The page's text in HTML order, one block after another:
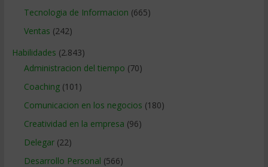
Tecnologia de Informacion (665)
Ventas (242)
Habilidades (2.843)
Administracion del tiempo (70)
Coaching(101)
Comunicacion en los negocios (180)
Creatividad en la empresa (96)
Delegar(22)
Desarrollo Personal (566)